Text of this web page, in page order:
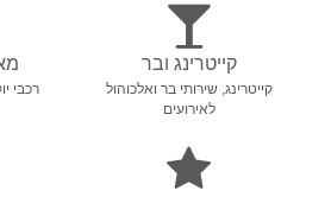
קייטרינג ובר
קייטרינג, שירותי בר ואלכוהול
לאירועים
רכבי